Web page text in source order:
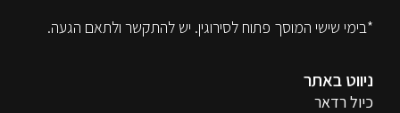
*בימי שישי המוסך פתוח לסירוגין. יש להתקשר ולתאם הגעה.
ניווט באתר
כיול רדאר